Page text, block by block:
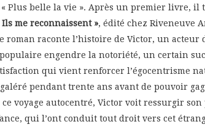
Plus belle la vie ». Après un premier livre, il
Ils me reconnaissent », édité chez Riveneuve
roman raconte l’histoire de Victor, un acteur
engendre la notoriété, un certain
qui vient renforcer l’égocentrisme
pendant trente ans avant de pouvoir
voyage autocentré, Victor voit ressurgir son
qui l’ont conduit tout droit vers cet